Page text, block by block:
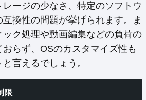
ージの少なさ、特定のソフトウ
換性の問題が挙げられます。ま
ク処理や動画編集などの負荷の
らず、OSのカスタマイズ性も
言えるでしょう。
限